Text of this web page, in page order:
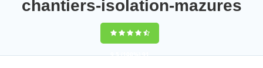
chantiers-isolation-mazures
9,5(100%)91